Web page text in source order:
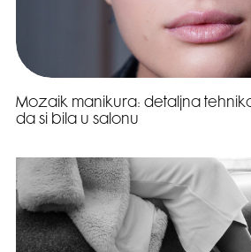
Mozaik manikura: detaljna
da si bila u salonu